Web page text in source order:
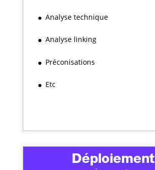
Analyse technique
Analyse linking
Préconisations
Etc
Déploiement